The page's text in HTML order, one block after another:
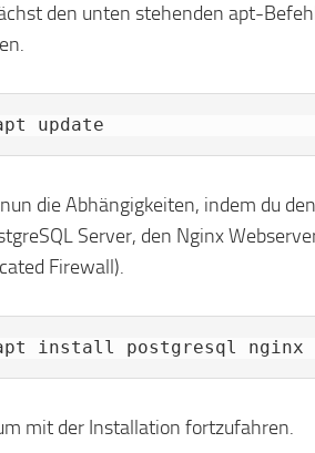
den unten stehenden apt-
update
die Abhängigkeiten, indem du
Server, den Nginx
Firewall).
install postgresql nginx
mit der Installation fortzufahren.